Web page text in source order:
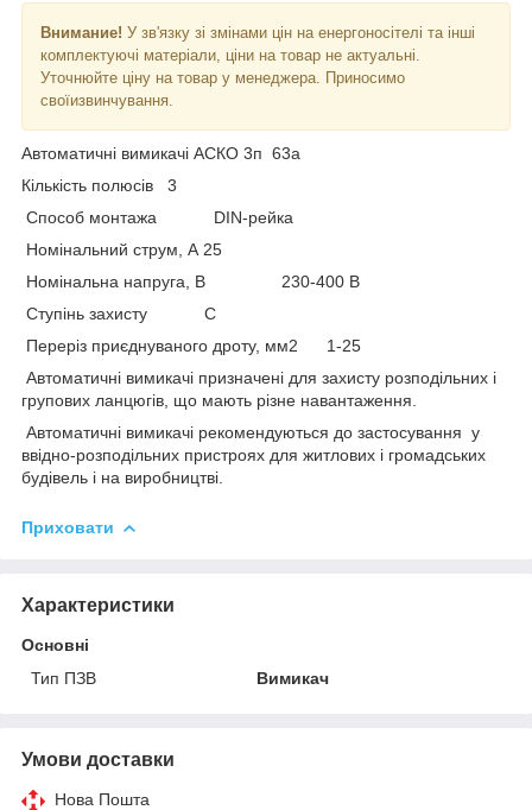
Внимание! У зв'язку зі змінами цін на енергоносітелі та інші
комплектуючі матеріали, ціни на товар не актуальні.
Уточнюйте ціну на товар у менеджера. Приносимо
своїизвинчування.
Автоматичні вимикачі АСКО 3п 63а
Кількість полюсів 3
Способ монтажа DIN-рейка
Номінальний струм, А 25
Номінальна напруга, В 230-400 В
Ступінь захисту C
Переріз приєднуваного дроту, мм2 1-25
Автоматичні вимикачі призначені для захисту розподільних і
групових ланцюгів, що мають різне навантаження.
Автоматичні вимикачі рекомендуються до застосування у
ввідно-розподільних пристроях для житлових і громадських
будівель і на виробництві.
Приховати
Характеристики
Основні
Тип ПЗВ
Вимикач
Умови доставки
Нова Пошта